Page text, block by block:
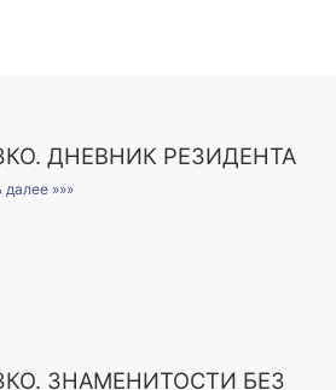
ДНЕВНИК РЕЗИДЕНТА
далее »»»
ЗНАМЕНИТОСТИ БЕЗ